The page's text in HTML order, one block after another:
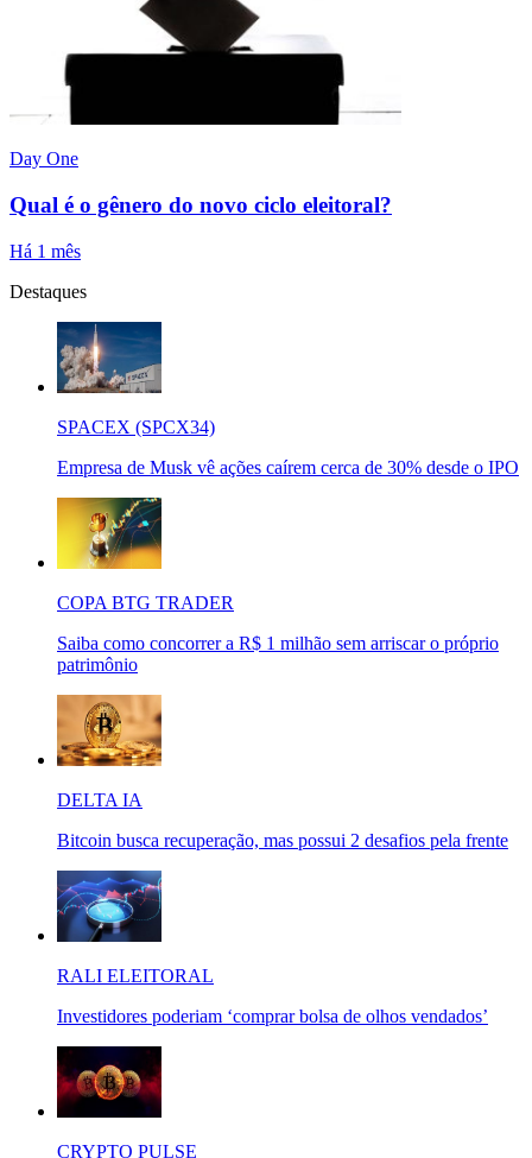
Day One
Qual é o gênero do novo ciclo eleitoral?
Há 1 mês
Destaques
SPACEX (SPCX34)
Empresa de Musk vê ações caírem cerca de 30% desde o IPO
COPA BTG TRADER
Saiba como concorrer a R$ 1 milhão sem arriscar o próprio
patrimônio
DELTA IA
Bitcoin busca recuperação, mas possui 2 desafios pela frente
RALI ELEITORAL
Investidores poderiam ‘comprar bolsa de olhos vendados’
CRYPTO PULSE